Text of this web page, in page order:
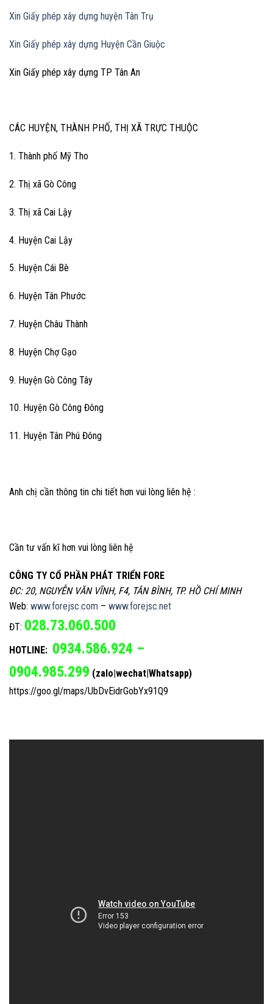
Xin Giấy phép xây dựng huyện Tân Trụ
Xin Giấy phép xây dựng Huyện Cần Giuộc
Xin Giấy phép xây dựng TP Tân An
CÁC HUYỆN, THÀNH PHỐ, THỊ XÃ TRỰC THUỘC
1. Thành phố Mỹ Tho
2. Thị xã Gò Công
3. Thị xã Cai Lậy
4. Huyện Cai Lậy
5. Huyện Cái Bè
6. Huyện Tân Phước
7. Huyện Châu Thành
8. Huyện Chợ Gạo
9. Huyện Gò Công Tây
10. Huyện Gò Công Đông
11. Huyện Tân Phú Đông
Anh chị cần thông tin chi tiết hơn vui lòng liên hệ :
Cần tư vấn kĩ hơn vui lòng liên hệ
CÔNG TY CỔ PHẦN PHÁT TRIỂN FORE
ĐC: 20, NGUYỄN VĂN VĨNH, F4, TÂN BÌNH, TP. HỒ CHÍ MINH
Web: www.forejsc.com – www.forejsc.net
ĐT: 028.73.060.500
HOTLINE: 0934.586.924 –
0904.985.299 (zalo|wechat|Whatsapp)
https://goo.gl/maps/UbDvEidrGobYx91Q9